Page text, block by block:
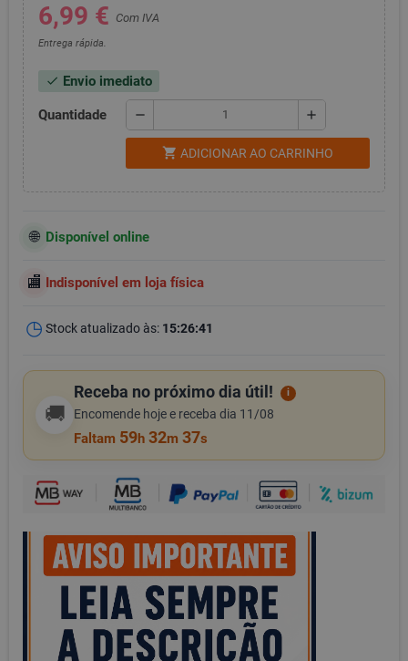
6,99 € Com IVA
Entrega rápida.
check Envio imediato
Quantidade remove add
shopping_cart ADICIONAR AO CARRINHO
Disponível online
Indisponível em loja física
Stock atualizado às: 15:26:41
🚚
Receba no próximo dia útil! i
Encomende hoje e receba dia 11/08
Faltam 59h 32m 37s